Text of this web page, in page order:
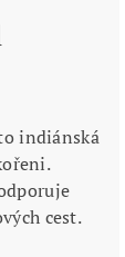
indiánská
cest.